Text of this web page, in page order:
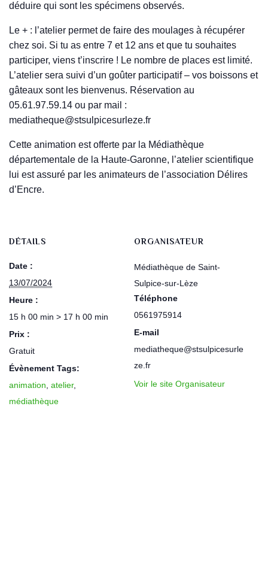
déduire qui sont les spécimens observés.
Le + : l’atelier permet de faire des moulages à récupérer
chez soi. Si tu as entre 7 et 12 ans et que tu souhaites
participer, viens t’inscrire ! Le nombre de places est limité.
L’atelier sera suivi d’un goûter participatif – vos boissons et
gâteaux sont les bienvenus. Réservation au
05.61.97.59.14 ou par mail :
mediatheque@stsulpicesurleze.fr
Cette animation est offerte par la Médiathèque
départementale de la Haute-Garonne, l’atelier scientifique
lui est assuré par les animateurs de l’association Délires
d’Encre.
DÉTAILS
Date :
13/07/2024
Heure :
15 h 00 min > 17 h 00 min
Prix :
Gratuit
Évènement Tags:
animation atelier,
médiathèque
ORGANISATEUR
Médiathèque de Saint-
Sulpice-sur-Lèze
Téléphone
0561975914
E-mail
mediatheque@stsulpicesurle
ze.fr
Voir le site Organisateur